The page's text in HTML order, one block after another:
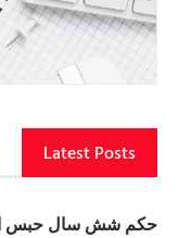
Latest Posts
حکم شش سال حبس